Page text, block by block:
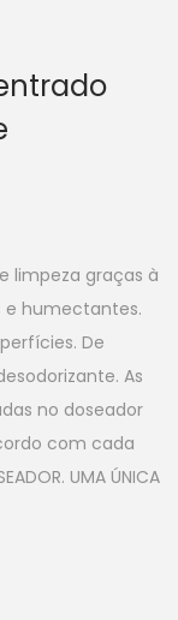
limpeza graças à
e humectantes.
De
As
no doseador
com cada
UMA ÚNICA